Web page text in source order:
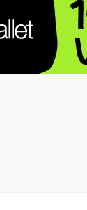
- 3184.00
- 17249.00
- 1877.50
-
USD/JPY - 157.76
EUR/USD - 1.1558